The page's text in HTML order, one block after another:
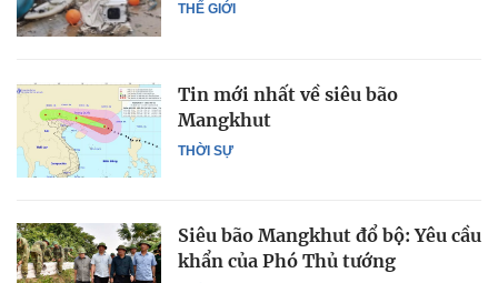
THẾ GIỚI
THỜI SỰ
Tin mới nhất về siêu bão
Mangkhut
Siêu bão Mangkhut đổ bộ: Yêu cầu
khẩn của Phó Thủ tướng